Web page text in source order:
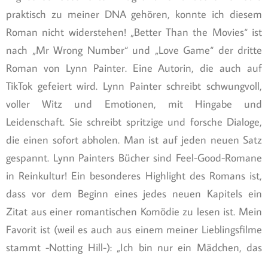
praktisch zu meiner DNA gehören, konnte ich diesem
Roman nicht widerstehen! „Better Than the Movies“ ist
nach „Mr Wrong Number“ und „Love Game“ der dritte
Roman von Lynn Painter. Eine Autorin, die auch auf
TikTok gefeiert wird. Lynn Painter schreibt schwungvoll,
voller Witz und Emotionen, mit Hingabe und
Leidenschaft. Sie schreibt spritzige und forsche Dialoge,
die einen sofort abholen. Man ist auf jeden neuen Satz
gespannt. Lynn Painters Bücher sind Feel-Good-Romane
in Reinkultur! Ein besonderes Highlight des Romans ist,
dass vor dem Beginn eines jedes neuen Kapitels ein
Zitat aus einer romantischen Komödie zu lesen ist. Mein
Favorit ist (weil es auch aus einem meiner Lieblingsfilme
stammt -Notting Hill-): „Ich bin nur ein Mädchen, das